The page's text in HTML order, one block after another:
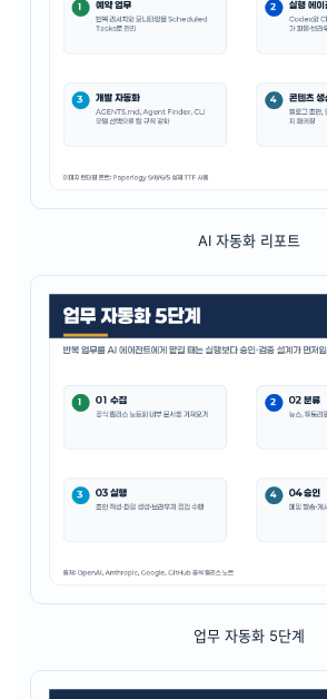
AI 자동화 리포트
업무 자동화 5단계